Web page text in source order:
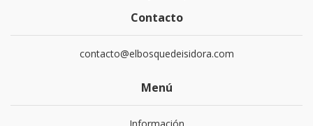
Contacto
contacto@elbosquedeisidora.com
Menú